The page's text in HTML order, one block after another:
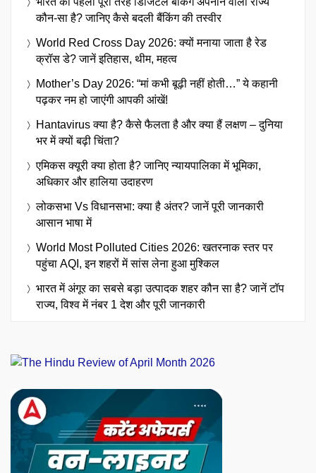
कौन-सा है? जानिए कैसे बदली बैंकिंग की तस्वीर
World Red Cross Day 2026: क्यों मनाया जाता है रेड
क्रॉस डे? जानें इतिहास, थीम, महत्व
Mother’s Day 2026: “मां कभी बूढ़ी नहीं होती…” ये कहानी
पढ़कर नम हो जाएंगी आपकी आंखें!
Hantavirus क्या है? कैसे फैलता है और क्या हैं लक्षण – दुनिया
भर में क्यों बढ़ी चिंता?
एमिकस क्यूरी क्या होता है? जानिए न्यायपालिका में भूमिका,
अधिकार और हालिया उदाहरण
लोकसभा Vs विधानसभा: क्या है अंतर? जानें पूरी जानकारी
आसान भाषा में
World Most Polluted Cities 2026: खतरनाक स्तर पर
पहुंचा AQI, इन शहरों में सांस लेना हुआ मुश्किल
भारत में अंगूर का सबसे बड़ा उत्पादक शहर कौन सा है? जानें टॉप
राज्य, विश्व में नंबर 1 देश और पूरी जानकारी